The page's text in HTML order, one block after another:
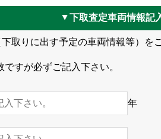
▲下取査定車両情報記
取りに出す予定の車両情報等）
すが必ずご記入下さい。
年